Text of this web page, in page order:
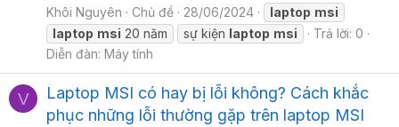
Khôi Nguyên Chủ đề 28/06/2024 laptop msi
laptop msi 20 năm sự kiện laptop msi
Trả lời: 0
Diễn đàn: Máy tính
V
Laptop MSI có hay bị lỗi không? Cách khắc
phục những lỗi thường gặp trên laptop MSI